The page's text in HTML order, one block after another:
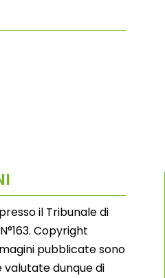
il Tribunale di
Copyright
pubblicate sono
dunque di